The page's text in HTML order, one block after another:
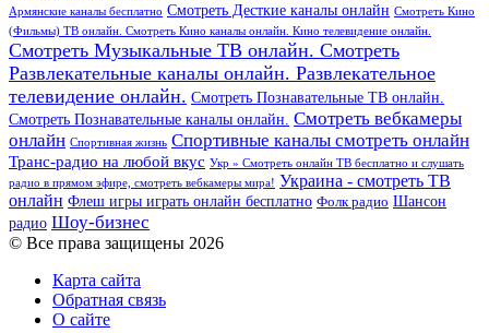
Армянские каналы бесплатно Смотреть Десткие каналы онлайн Смотреть Кино
(Фильмы) ТВ онлайн. Смотреть Кино каналы онлайн. Кино телевидение онлайн.
Смотреть Музыкальные ТВ онлайн. Смотреть
Развлекательные каналы онлайн. Развлекательное
телевидение онлайн. Смотреть Познавательные ТВ онлайн.
Смотреть Познавательные каналы онлайн. Смотреть вебкамеры
онлайн Спортивная жизнь Спортивные каналы смотреть онлайн
Транс-радио на любой вкус Укр » Смотреть онлайн ТВ бесплатно и слушать
радио в прямом эфире, смотреть вебкамеры мира! Украина - смотреть ТВ
онлайн Флеш игры играть онлайн бесплатно Фолк радио Шансон
радио Шоу-бизнес
© Все права защищены 2026
Карта сайта
Обратная связь
О сайте